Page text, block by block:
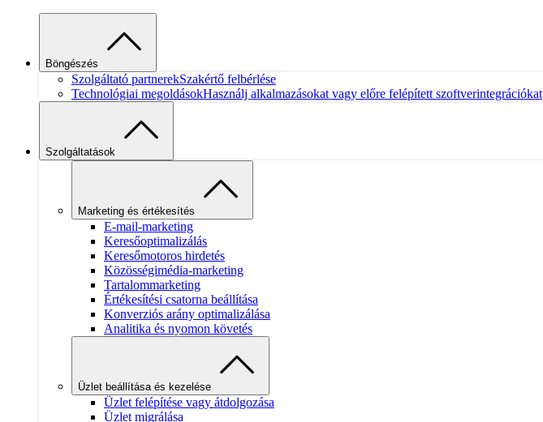
Böngészés
Szolgáltató partnerekSzakértő felbérlése
Technológiai megoldásokHasználj alkalmazásokat vagy előre felépített szoftverintegrációkat
Szolgáltatások
Marketing és értékesítés
E-mail-marketing
Keresőoptimalizálás
Keresőmotoros hirdetés
Közösségimédia-marketing
Tartalommarketing
Értékesítési csatorna beállítása
Konverziós arány optimalizálása
Analitika és nyomon követés
Üzlet beállítása és kezelése
Üzlet felépítése vagy átdolgozása
Üzlet migrálása